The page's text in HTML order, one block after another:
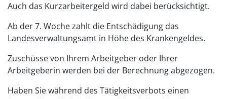
Auch das Kurzarbeitergeld wird dabei berücksichtigt.
Ab der 7. Woche zahlt die Entschädigung das
Landesverwaltungsamt in Höhe des Krankengeldes.
Zuschüsse von Ihrem Arbeitgeber oder Ihrer
Arbeitgeberin werden bei der Berechnung abgezogen.
Haben Sie während des Tätigkeitsverbots einen